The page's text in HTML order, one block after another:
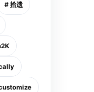
# 拾遗